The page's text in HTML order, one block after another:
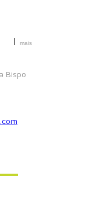
| mais
Bispo